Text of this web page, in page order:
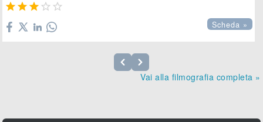
    
Scheda »
Vai alla filmografia completa »